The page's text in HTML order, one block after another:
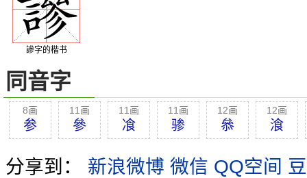
謲字的楷书
同音字
8画
参
11画
參
11画
飡
11画
骖
12画
叅
12画
湌
分享到： 新浪微博 微信 QQ空间